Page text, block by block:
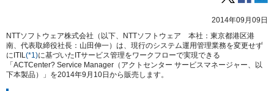
2014年09月09日
NTTソフトウェア株式会社（以下、NTTソフトウェア 本社：東京都港区港
南、代表取締役社長：山田伸一）は、現行のシステム運用管理業務を変更せず
にITIL(*1)に基づいたITサービス管理をワークフローで実現できる
「ACTCenter? Service Manager（アクトセンター サービスマネージャー、以
下本製品）」を2014年9月10日から販売します。